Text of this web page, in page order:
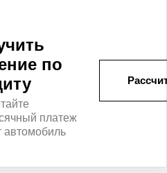
по
платеж
автомобиль